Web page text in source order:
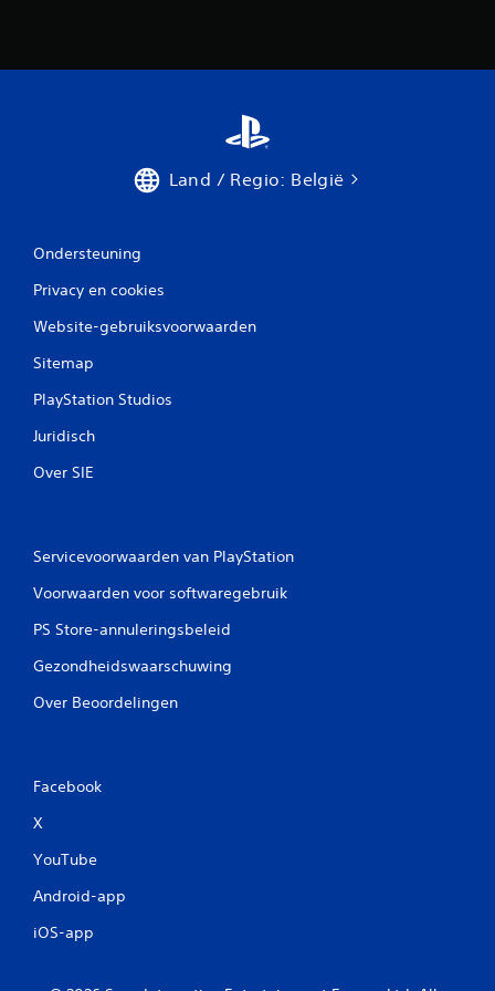
Land / Regio: België
Ondersteuning
Privacy en cookies
Website-gebruiksvoorwaarden
Sitemap
PlayStation Studios
Juridisch
Over SIE
Servicevoorwaarden van PlayStation
Voorwaarden voor softwaregebruik
PS Store-annuleringsbeleid
Gezondheidswaarschuwing
Over Beoordelingen
Facebook
X
YouTube
Android-app
iOS-app